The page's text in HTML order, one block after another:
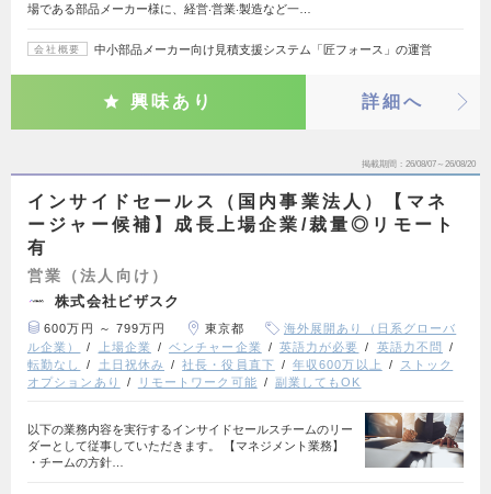
場である部品メーカー様に、経営‧営業‧製造など⼀…
会社概要 中小部品メーカー向け見積支援システム「匠フォース」の運営
興味あり 詳細へ
掲載期間 26/08/07～26/08/20
インサイドセールス（国内事業法人）【マネ
ージャー候補】成長上場企業/裁量◎リモート
有
営業（法人向け）
株式会社ビザスク
600万円 ～ 799万円 東京都
海外展開あり（日系グローバ
ル企業）
上場企業 ベンチャー企業 英語力が必要
英語力不問
転勤なし
土日祝休み 社長・役員直下 年収600万以上
ストック
オプションあり
リモートワーク可能 副業してもOK
以下の業務内容を実行するインサイドセールスチームのリー
ダーとして従事していただきます。 【マネジメント業務】
・チームの方針…